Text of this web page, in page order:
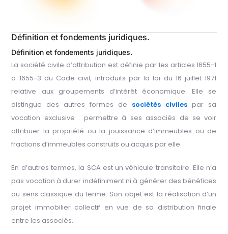
Définition et fondements juridiques.
Définition et fondements juridiques.
La société civile d’attribution est définie par les articles 1655-1
à 1655-3 du Code civil, introduits par la loi du 16 juillet 1971
relative aux groupements d’intérêt économique. Elle se
distingue des autres formes de sociétés civiles par sa
vocation exclusive : permettre à ses associés de se voir
attribuer la propriété ou la jouissance d’immeubles ou de
fractions d’immeubles construits ou acquis par elle.
En d’autres termes, la SCA est un véhicule transitoire. Elle n’a
pas vocation à durer indéfiniment ni à générer des bénéfices
au sens classique du terme. Son objet est la réalisation d’un
projet immobilier collectif en vue de sa distribution finale
entre les associés.